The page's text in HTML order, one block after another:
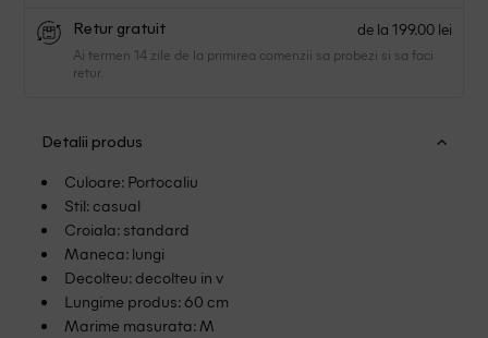
Retur gratuit de la 199.00 lei
Ai termen 14 zile de la primirea comenzii sa probezi si sa faci
retur.
Detalii produs
Culoare: Portocaliu
Stil: casual
Croiala: standard
Maneca: lungi
Decolteu: decolteu in v
Lungime produs: 60 cm
Marime masurata: M